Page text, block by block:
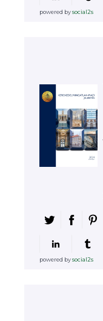
powered bysocial2s
powered bysocial2s